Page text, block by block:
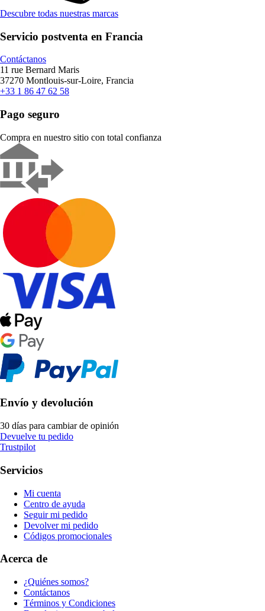
Descubre todas nuestras marcas
Servicio postventa en Francia
Contáctanos
11 rue Bernard Maris
37270 Montlouis-sur-Loire, Francia
+33 1 86 47 62 58
Pago seguro
Compra en nuestro sitio con total confianza
Envío y devolución
30 días para cambiar de opinión
Devuelve tu pedido
Trustpilot
Servicios
Mi cuenta
Centro de ayuda
Seguir mi pedido
Devolver mi pedido
Códigos promocionales
Acerca de
¿Quiénes somos?
Contáctanos
Términos y Condiciones